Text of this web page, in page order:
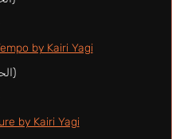
by Kairi Yagi
by Kairi Yagi